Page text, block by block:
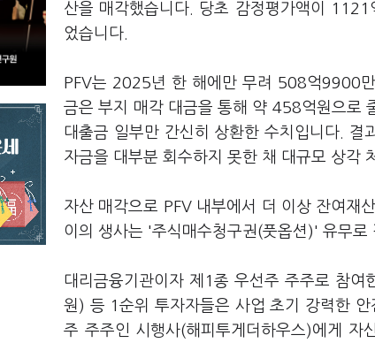
산을 매각했습니다. 당초 감정평가액이
었습니다.
PFV는 2025년 한 해에만 무려 508억9900
금은 부지 매각 대금을 통해 약 458억원으로
대출금 일부만 간신히 상환한 수치입니다. 결
자금을 대부분 회수하지 못한 채 대규모 상각
자산 매각으로 PFV 내부에서 더 이상 잔여재
이의 생사는 '주식매수청구권(풋옵션)' 유무로
대리금융기관이자 제1종 우선주 주주로 참
원) 등 1순위 투자자들은 사업 초기 강력한
주 주주인 시행사(해피투게더하우스)에게 자